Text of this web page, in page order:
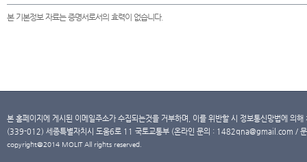
본 기본정보 자료는 증명서로서의 효력이 없습니다.
본 홈페이지에 게시된 이메일주소가 수집되는것을 거부하며, 이를 위반할 시 정보통신망법에 의
(339-012) 세종특별자치시 도움6로 11 국토교통부 (온라인 문의 : 1482qna@gmail.com /
copyright@2014 MOLIT All rights reserved.